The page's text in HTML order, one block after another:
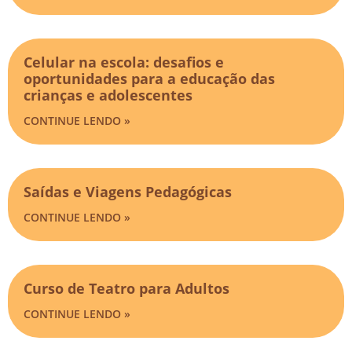
Celular na escola: desafios e
oportunidades para a educação das
crianças e adolescentes
CONTINUE LENDO »
Saídas e Viagens Pedagógicas​
CONTINUE LENDO »
Curso de Teatro para Adultos
CONTINUE LENDO »